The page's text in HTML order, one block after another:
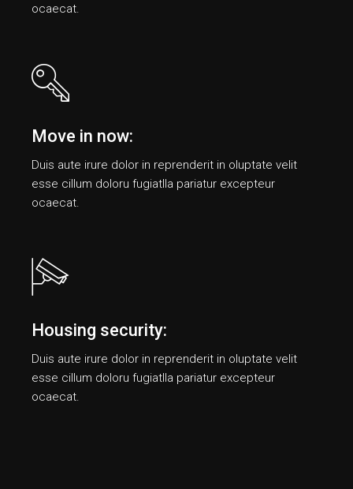
ocaecat.
Move in now:
Duis aute irure dolor in reprenderit in oluptate velit
esse cillum doloru fugiatlla pariatur еxcepteur
ocaecat.
Housing security:
Duis aute irure dolor in reprenderit in oluptate velit
esse cillum doloru fugiatlla pariatur еxcepteur
ocaecat.